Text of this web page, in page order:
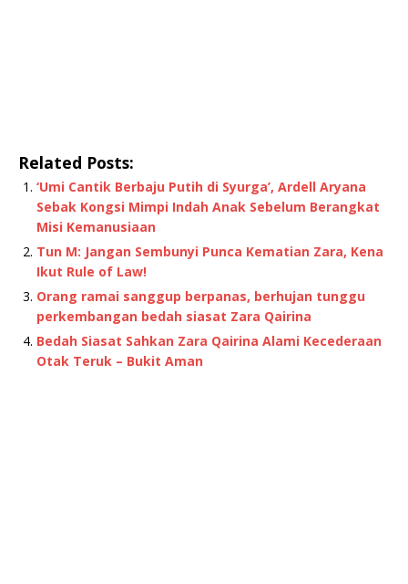
Related Posts:
‘Umi Cantik Berbaju Putih di Syurga’, Ardell Aryana
Sebak Kongsi Mimpi Indah Anak Sebelum Berangkat
Misi Kemanusiaan
Tun M: Jangan Sembunyi Punca Kematian Zara, Kena
Ikut Rule of Law!
Orang ramai sanggup berpanas, berhujan tunggu
perkembangan bedah siasat Zara Qairina
Bedah Siasat Sahkan Zara Qairina Alami Kecederaan
Otak Teruk – Bukit Aman